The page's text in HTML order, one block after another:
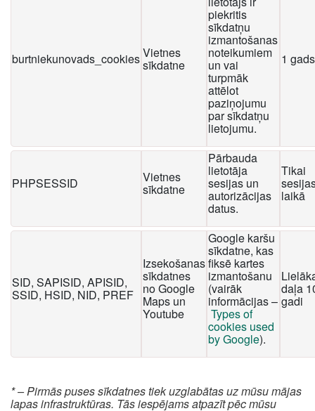
burtniekunovads_cookiesVietnes
sīkdatne
piekritis
sīkdatņu
izmantošanas
noteikumiem
un vai
turpmāk
attēlot
paziņojumu
par sīkdatņu
lietojumu.
1 gads
PHPSESSID Vietnes
sīkdatne
Pārbauda
lietotāja
sesijas un
autorizācijas
datus.
Tikai
laikā
SID, SAPISID, APISID,
SSID, HSID, NID, PREF
Izsekošanas
sīkdatnes
no Google
Maps un
Youtube
Google karšu
sīkdatne, kas
fiksē kartes
izmantošanu
(vairāk
informācijas –
Types of
cookies used
by Google).
daļa
gadi
* – Pirmās puses sīkdatnes tiek uzglabātas uz mūsu mājas
lapas infrastruktūras. Tās iespējams atpazīt pēc mūsu